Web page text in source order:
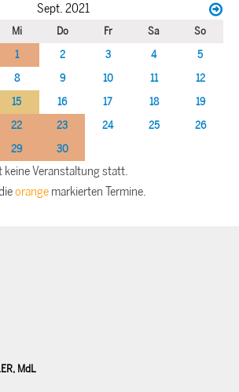
Sept. 2021
Mi Do Fr Sa
So
1
2 3 4
5
8 9 10 11
12
15 16 17 18
19
22 23 24 25
26
29 30
keine Veranstaltung statt.
orange markierten Termine.
MdL